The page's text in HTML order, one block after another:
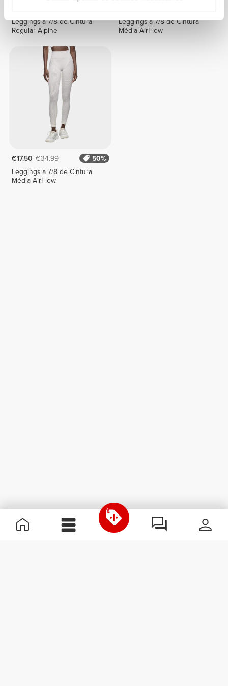
Leggings a 7/8 de Cintura
Regular Alpine
Leggings a 7/8 de Cintura
Média AirFlow
€17.50 €34.99
50%
Leggings a 7/8 de Cintura
Média AirFlow